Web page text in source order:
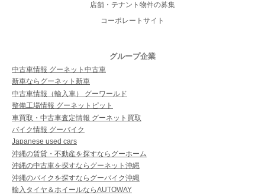
店舗・テナント物件の募集
コーポレートサイト
グループ企業
中古車情報 グーネット中古車
新車ならグーネット新車
中古車情報（輸入車） グーワールド
整備工場情報 グーネットピット
車買取・中古車査定情報 グーネット買取
バイク情報 グーバイク
Japanese used cars
沖縄の賃貸・不動産を探すならグーホーム
沖縄の中古車を探すならグーネット沖縄
沖縄のバイクを探すならグーバイク沖縄
輸入タイヤ＆ホイールならAUTOWAY